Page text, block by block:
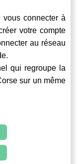
connecter à
votre compte
au réseau
qui regroupe la
sur un même